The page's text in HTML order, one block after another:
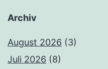
Archiv
August 2026 (3)
Juli 2026 (8)